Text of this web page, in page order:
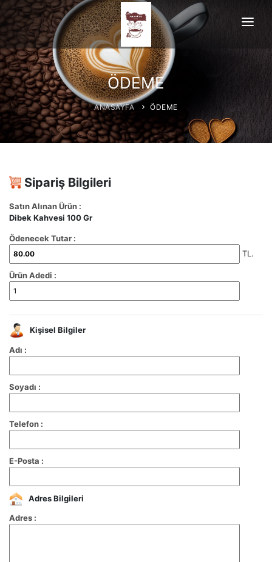
ANASAYFA
HAKKIMIZDA
ÜRÜNLERİMİZ
İLETİŞİM
ÖDEME
ANASAYFA ÖDEME
Sipariş Bilgileri
Satın Alınan Ürün :
Dibek Kahvesi 100 Gr
Ödenecek Tutar :
TL.
Ürün Adedi :
Kişisel Bilgiler
Adı :
Soyadı :
Telefon :
E-Posta :
Adres Bilgileri
Adres :